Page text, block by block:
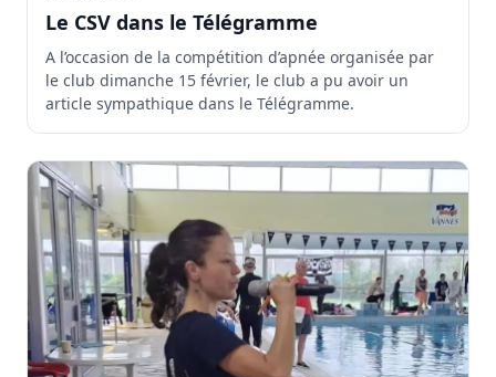
Le CSV dans le Télégramme
A l’occasion de la compétition d’apnée organisée par
le club dimanche 15 février, le club a pu avoir un
article sympathique dans le Télégramme.